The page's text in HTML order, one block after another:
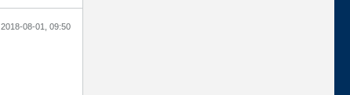
2018-08-01, 09:50